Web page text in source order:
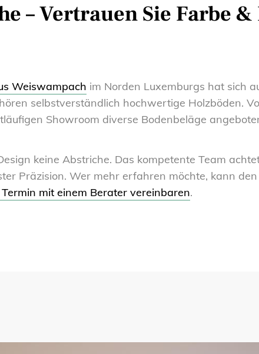
– Vertrauen Sie Farbe &
Weiswampach im Norden Luxemburgs hat sich
selbstverständlich hochwertige Holzböden.
Showroom diverse Bodenbeläge
keine Abstriche. Das kompetente Team
Präzision. Wer mehr erfahren möchte, kann
mit einem Berater vereinbaren.